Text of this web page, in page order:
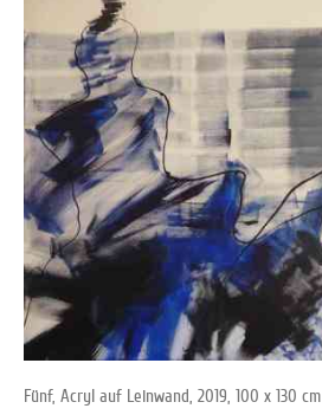
Fünf, Acryl auf Leinwand, 2019, 100 x 130 cm